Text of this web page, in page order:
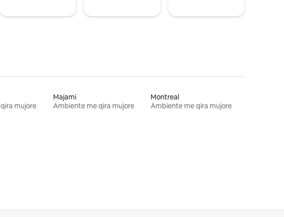
mujore
Majami
Ambiente me qira mujore
Montreal
Ambiente me qira mujore